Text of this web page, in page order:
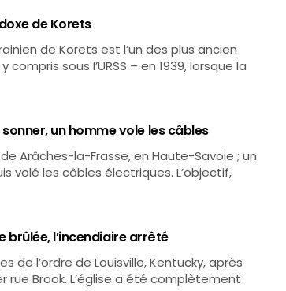
de Korets
de Korets est l’un des plus ancien
sous l’URSS – en 1939, lorsque la
un homme vole les câbles
Arâches-la-Frasse, en Haute-Savoie ; un
volé les câbles électriques. L’objectif,
brûlée, l’incendiaire arrêté
de l’ordre de Louisville, Kentucky, après
rue Brook. L’église a été complètement